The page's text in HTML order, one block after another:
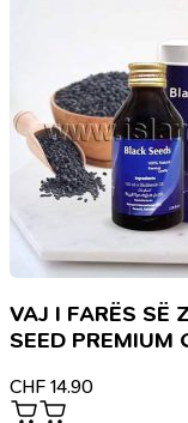
VAJ I FARËS SË
SEED PREMIUM
CHF 14.90